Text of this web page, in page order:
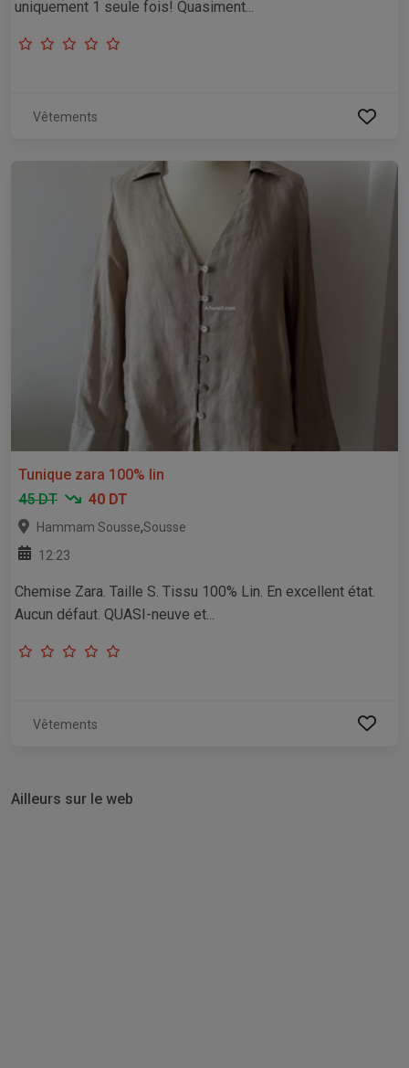
uniquement 1 seule fois! Quasiment...
Vêtements
Tunique zara 100% lin
45 DT
40 DT
Hammam Sousse,Sousse
12:23
Chemise Zara. Taille S. Tissu 100% Lin. En excellent état.
Aucun défaut. QUASI-neuve et...
Vêtements
Ailleurs sur le web